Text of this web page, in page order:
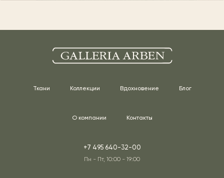
Ткани Коллекции Вдохновение Блог
О компании Контакты
+7 495 640-32-00
Пн - Пт, 10:00 - 19:00